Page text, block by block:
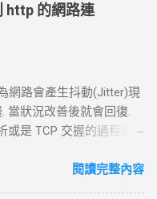
http 的網路連
網路會產生抖動(Jitter)現
當狀況改善後就會回復.
是 TCP 交握的過程產
：解析主機名 (如閱讀完整內容